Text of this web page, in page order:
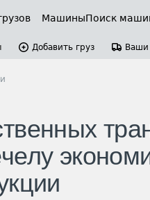
МашиныПоиск
Добавить груз